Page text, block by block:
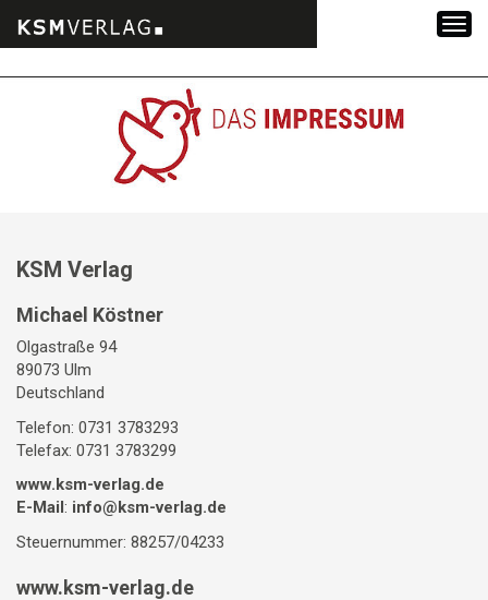
KSM Verlag
Michael Köstner
Olgastraße 94
89073 Ulm
Deutschland
Telefon: 0731 3783293
Telefax: 0731 3783299
www.ksm-verlag.de
E-Mail: info@ksm-verlag.de
Steuernummer: 88257/04233
www.ksm-verlag.de